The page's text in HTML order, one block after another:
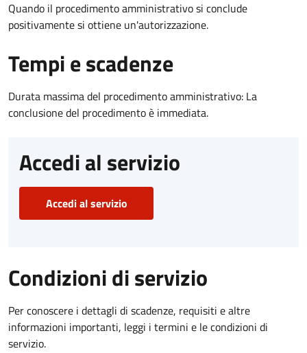
Quando il procedimento amministrativo si conclude
positivamente si ottiene un'autorizzazione.
Tempi e scadenze
Durata massima del procedimento amministrativo: La
conclusione del procedimento è immediata.
Accedi al servizio
Accedi al servizio
Condizioni di servizio
Per conoscere i dettagli di scadenze, requisiti e altre
informazioni importanti, leggi i termini e le condizioni di
servizio.